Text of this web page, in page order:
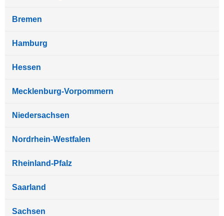
Bremen
Hamburg
Hessen
Mecklenburg-Vorpommern
Niedersachsen
Nordrhein-Westfalen
Rheinland-Pfalz
Saarland
Sachsen